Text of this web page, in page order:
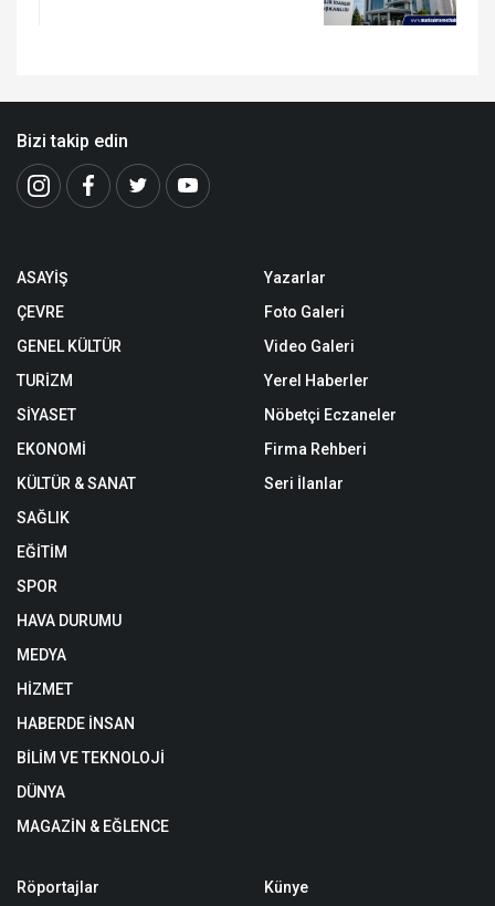
Bizi takip edin
ASAYİŞ
ÇEVRE
GENEL KÜLTÜR
TURİZM
SİYASET
EKONOMİ
KÜLTÜR & SANAT
SAĞLIK
EĞİTİM
SPOR
HAVA DURUMU
MEDYA
HİZMET
HABERDE İNSAN
BİLİM VE TEKNOLOJİ
DÜNYA
MAGAZİN & EĞLENCE
Yazarlar
Foto Galeri
Video Galeri
Yerel Haberler
Nöbetçi Eczaneler
Firma Rehberi
Seri İlanlar
Röportajlar Künye